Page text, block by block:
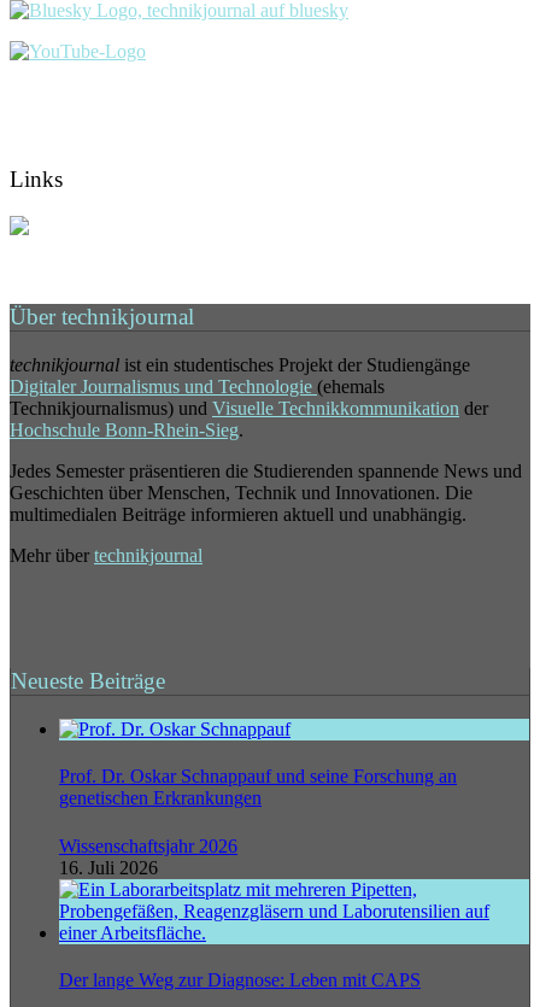
Links
Über technikjournal
technikjournal ist ein studentisches Projekt der Studiengänge
Digitaler Journalismus und Technologie (ehemals
Technikjournalismus) und Visuelle Technikkommunikation der
Hochschule Bonn-Rhein-Sieg.
Jedes Semester präsentieren die Studierenden spannende News und
Geschichten über Menschen, Technik und Innovationen. Die
multimedialen Beiträge informieren aktuell und unabhängig.
Mehr über technikjournal
Neueste Beiträge
Prof. Dr. Oskar Schnappauf und seine Forschung an
genetischen Erkrankungen
Wissenschaftsjahr 2026
16. Juli 2026
Der lange Weg zur Diagnose: Leben mit CAPS